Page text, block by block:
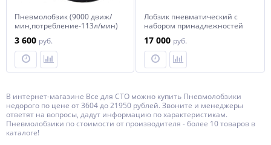
Пневмолобзик (9000 движ/
мин,потребление-113л/мин)
3 600 руб.
Лобзик пневматический с
набором принадлежностей
291N MIGHTY SEVEN
17 000 руб.
В интернет-магазине Все для СТО можно купить Пневмолобзики
недорого по цене от 3604 до 21950 рублей. Звоните и менеджеры
ответят на вопросы, дадут информацию по характеристикам.
Пневмолобзики по стоимости от производителя - более 10 товаров в
каталоге!